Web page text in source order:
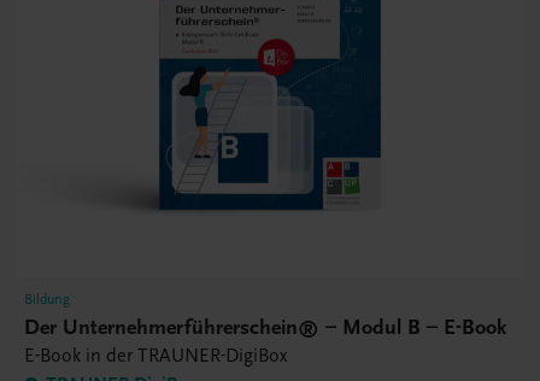
Bildung
Der Unternehmerführerschein® – Modul B – E-Book
E-Book in der TRAUNER-DigiBox